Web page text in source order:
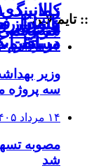
عبور از
در
جزئیات
هشدار
بانوان
دریافت
:: تایم لاین
۱۴ مرداد ۱۴۰۵
وزیر
سه پروژه
۱۴ مرداد ۱۴۰۵
مصوبه
شد